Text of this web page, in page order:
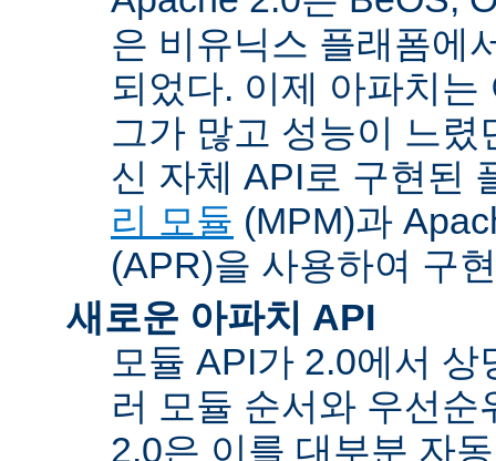
은 비유닉스 플래폼에
되었다. 이제 아파치
그가 많고 성능이 느
신 자체 API로 구현된
리 모듈 (MPM)과
(APR)을 사용하여 구
새로운 아파치 API
모듈 API가 2.0에서
러 모듈 순서와 우선
2.0은 이를 대부분 자